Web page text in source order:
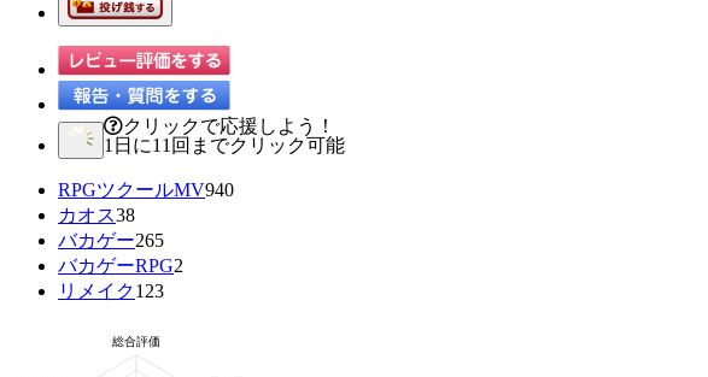
クリックで応援しよう！
1日に11回までクリック可能
RPGツクールMV940
カオス38
バカゲー265
バカゲーRPG2
リメイク123